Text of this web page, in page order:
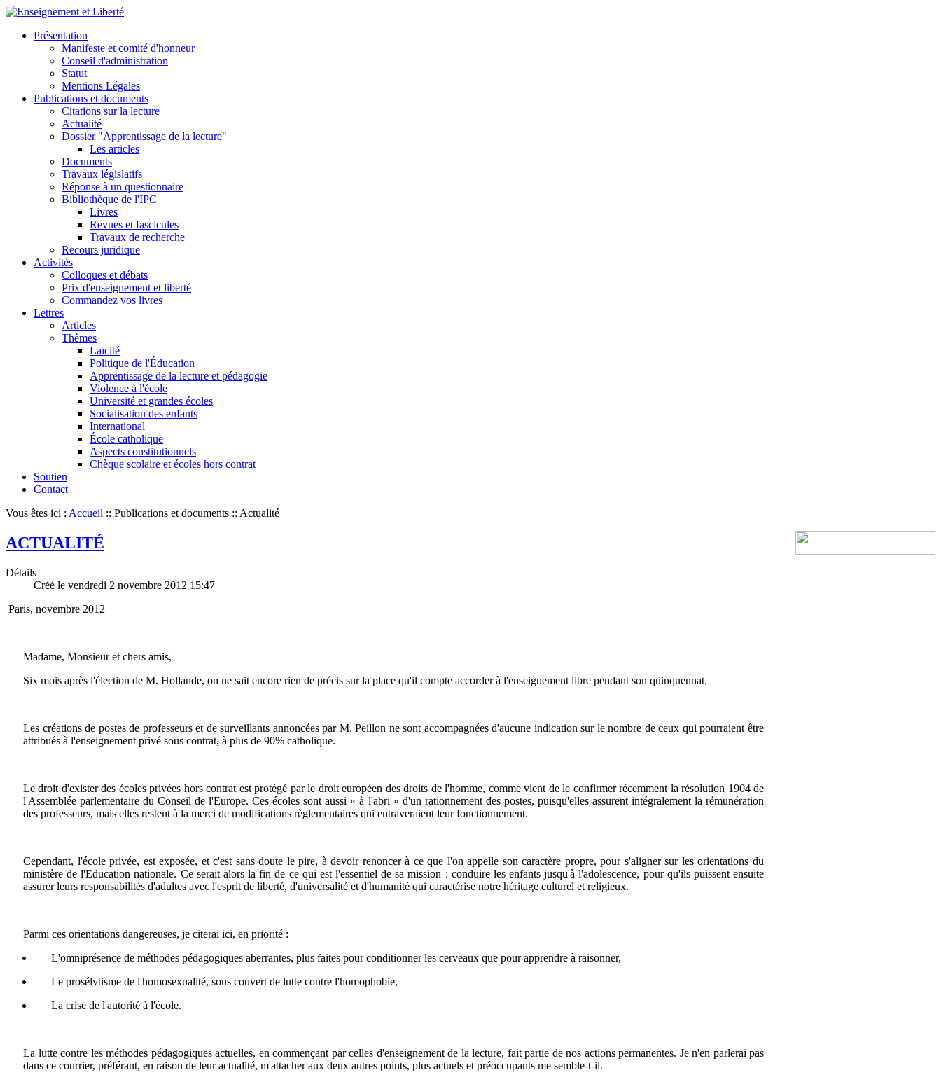
Présentation
Manifeste et comité d'honneur
Conseil d'administration
Statut
Mentions Légales
Publications et documents
Citations sur la lecture
Actualité
Dossier "Apprentissage de la lecture"
Les articles
Documents
Travaux législatifs
Réponse à un questionnaire
Bibliothèque de l'IPC
Livres
Revues et fascicules
Travaux de recherche
Recours juridique
Activités
Colloques et débats
Prix d'enseignement et liberté
Commandez vos livres
Lettres
Articles
Thèmes
Laïcité
Politique de l'Éducation
Apprentissage de la lecture et pédagogie
Violence à l'école
Université et grandes écoles
Socialisation des enfants
International
École catholique
Aspects constitutionnels
Chèque scolaire et écoles hors contrat
Soutien
Contact
Vous êtes ici : Accueil :: Publications et documents :: Actualité
ACTUALITÉ
Détails
Créé le vendredi 2 novembre 2012 15:47
Paris, novembre 2012
Madame, Monsieur et chers amis,
Six mois après l'élection de M. Hollande, on ne sait encore rien de précis sur la place qu'il compte accorder à l'enseignement libre pendant son quinquennat.
Les créations de postes de professeurs et de surveillants annoncées par M. Peillon ne sont accompagnées d'aucune indication sur le nombre de ceux qui pourraient être
attribués à l'enseignement privé sous contrat, à plus de 90% catholique.
Le droit d'exister des écoles privées hors contrat est protégé par le droit européen des droits de l'homme, comme vient de le confirmer récemment la résolution 1904 de
l'Assemblée parlementaire du Conseil de l'Europe. Ces écoles sont aussi « à l'abri » d'un rationnement des postes, puisqu'elles assurent intégralement la rémunération
des professeurs, mais elles restent à la merci de modifications règlementaires qui entraveraient leur fonctionnement.
Cependant, l'école privée, est exposée, et c'est sans doute le pire, à devoir renoncer à ce que l'on appelle son caractère propre, pour s'aligner sur les orientations du
ministère de l'Education nationale. Ce serait alors la fin de ce qui est l'essentiel de sa mission : conduire les enfants jusqu'à l'adolescence, pour qu'ils puissent ensuite
assurer leurs responsabilités d'adultes avec l'esprit de liberté, d'universalité et d'humanité qui caractérise notre héritage culturel et religieux.
Parmi ces orientations dangereuses, je citerai ici, en priorité :
L'omniprésence de méthodes pédagogiques aberrantes, plus faites pour conditionner les cerveaux que pour apprendre à raisonner,
Le prosélytisme de l'homosexualité, sous couvert de lutte contre l'homophobie,
La crise de l'autorité à l'école.
La lutte contre les méthodes pédagogiques actuelles, en commençant par celles d'enseignement de la lecture, fait partie de nos actions permanentes. Je n'en parlerai pas
dans ce courrier, préférant, en raison de leur actualité, m'attacher aux deux autres points, plus actuels et préoccupants me semble-t-il.